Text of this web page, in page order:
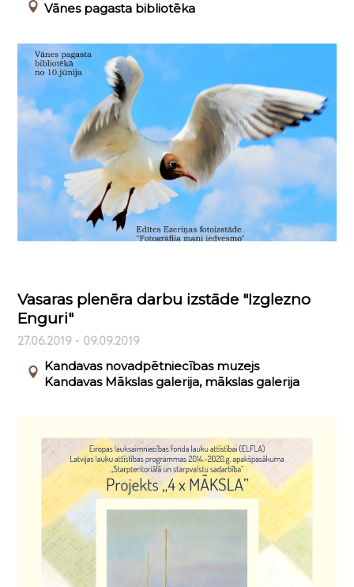
Vānes pagasta bibliotēka
Vasaras plenēra darbu izstāde "Izglezno
Enguri"
27.06.2019 - 09.09.2019
Kandavas novadpētniecības muzejs
Kandavas Mākslas galerija, mākslas galerija